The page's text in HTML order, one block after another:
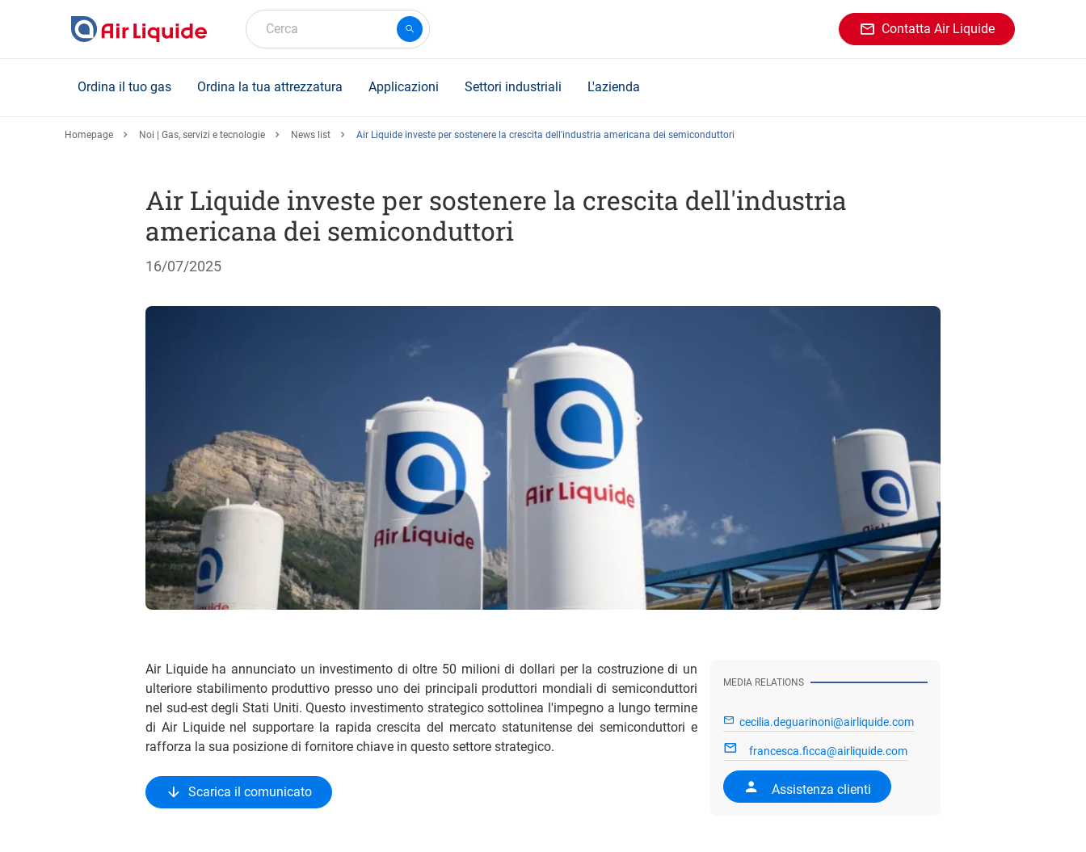
Cerca Contatta Air Liquide
Ordina il tuo gas Ordina la tua attrezzatura Applicazioni Settori industriali L'azienda
Homepage Noi | Gas, servizi e tecnologie News list Air Liquide investe per sostenere la crescita dell'industria americana dei semiconduttori
Air Liquide investe per sostenere la crescita dell'industria
americana dei semiconduttori
16/07/2025
Air Liquide ha annunciato un investimento di oltre 50 milioni di dollari per la costruzione di un
ulteriore stabilimento produttivo presso uno dei principali produttori mondiali di semiconduttori
nel sud-est degli Stati Uniti. Questo investimento strategico sottolinea l'impegno a lungo termine
di Air Liquide nel supportare la rapida crescita del mercato statunitense dei semiconduttori e
rafforza la sua posizione di fornitore chiave in questo settore strategico.
Scarica il comunicato
MEDIA RELATIONS
cecilia.deguarinoni@airliquide.com
francesca.ficca@airliquide.com
Assistenza clienti